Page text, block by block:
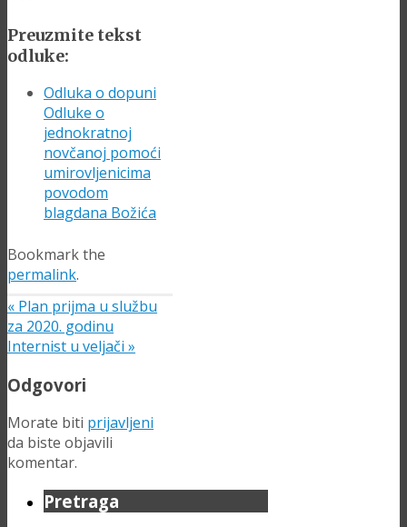
Preuzmite tekst
odluke:
Odluka o dopuni
Odluke o
jednokratnoj
novčanoj pomoći
umirovljenicima
povodom
blagdana Božića
Bookmark the
permalink.
« Plan prijma u službu
za 2020. godinu
Internist u veljači »
Odgovori
Morate biti prijavljeni
da biste objavili
komentar.
Pretraga